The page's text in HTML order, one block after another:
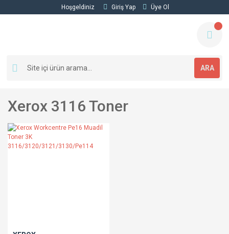
Hoşgeldiniz Giriş Yap Üye Ol
ARA
Xerox 3116 Toner